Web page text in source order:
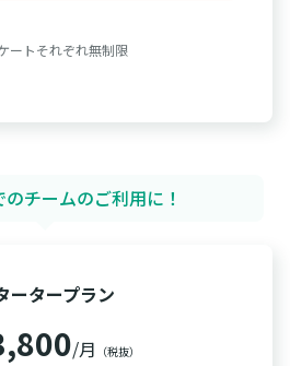
ートそれぞれ無制限
のチームのご利用に！
ータープラン
/月 （税抜）